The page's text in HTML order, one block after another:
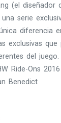
(el diseñador
serie
diferencia
exclusivas que
del juego.
Ride-Ons 2016
Benedict